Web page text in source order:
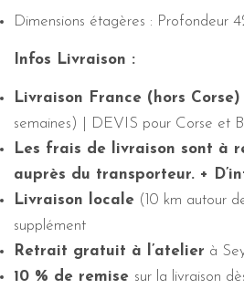
Dimensions étagères : Profondeur
Infos Livraison :
Livraison France (hors Corse)
semaines) | DEVIS pour Corse et
Les frais de livraison sont à
auprès du transporteur. +
Livraison locale (10 km autour
supplément
Retrait gratuit à l’atelier à
10 % de remise sur la livraison